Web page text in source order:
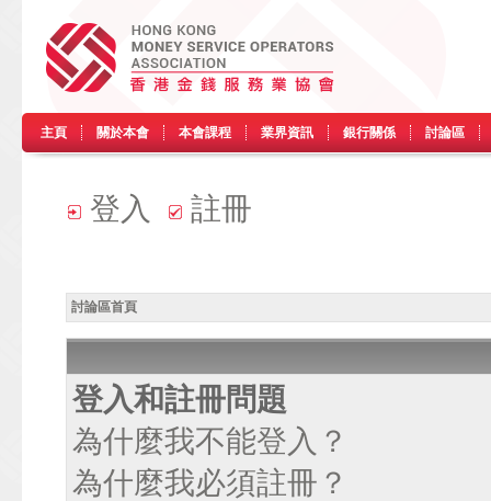
主頁 關於本會 本會課程 業界資訊 銀行關係 討論區
登入 註冊
討論區首頁
登入和註冊問題
為什麼我不能登入？
為什麼我必須註冊？